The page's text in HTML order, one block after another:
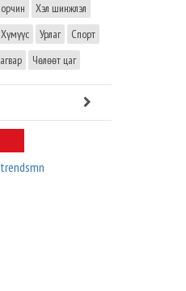
Хэл шинжлэл
Хүмүүс Урлаг
Спорт
Чөлөөт цаг